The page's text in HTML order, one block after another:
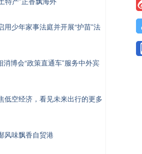
用少年家事法庭并开展“护苗”法
博会“政策直通车”服务中外宾
低空经济，看见未来出行的更多
风味飘香自贸港